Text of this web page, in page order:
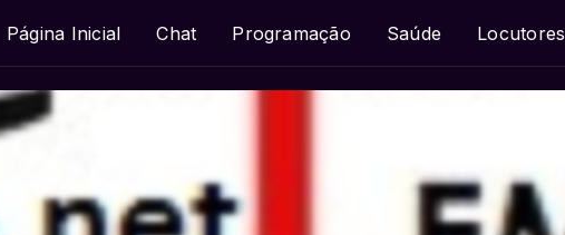
Página Inicial Chat Programação Saúde Locutores